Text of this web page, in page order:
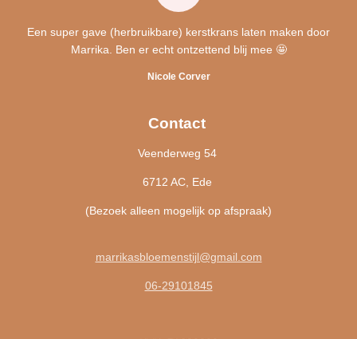
Een super gave (herbruikbare) kerstkrans laten maken door
Marrika. Ben er echt ontzettend blij mee 🤩
Nicole Corver
Contact
Veenderweg 54
6712 AC, Ede
(Bezoek alleen mogelijk op afspraak)
marrikasbloemenstijl@gmail.com
06-29101845